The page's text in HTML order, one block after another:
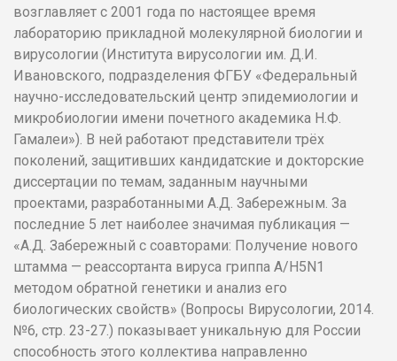
возглавляет с 2001 года по настоящее время
лабораторию прикладной молекулярной биологии и
вирусологии (Института вирусологии им. Д.И.
Ивановского, подразделения ФГБУ «Федеральный
научно-исследовательский центр эпидемиологии и
микробиологии имени почетного академика Н.Ф.
Гамалеи»). В ней работают представители трёх
поколений, защитивших кандидатские и докторские
диссертации по темам, заданным научными
проектами, разработанными А.Д. Забережным. За
последние 5 лет наиболее значимая публикация —
«А.Д. Забережный с соавторами: Получение нового
штамма — реассортанта вируса гриппа А/H5N1
методом обратной генетики и анализ его
биологических свойств» (Вопросы Вирусологии, 2014.
№6, стр. 23-27.) показывает уникальную для России
способность этого коллектива направленно